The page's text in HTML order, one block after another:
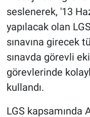
seslenerek, '13
yapılacak olan
sınavına girecek
sınavda görevli
görevlerinde
kullandı.
LGS kapsamında